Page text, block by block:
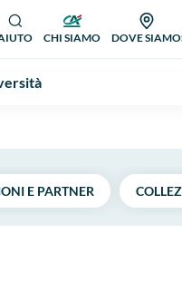
CHI SIAMO DOVE SIAMO
E PARTNER